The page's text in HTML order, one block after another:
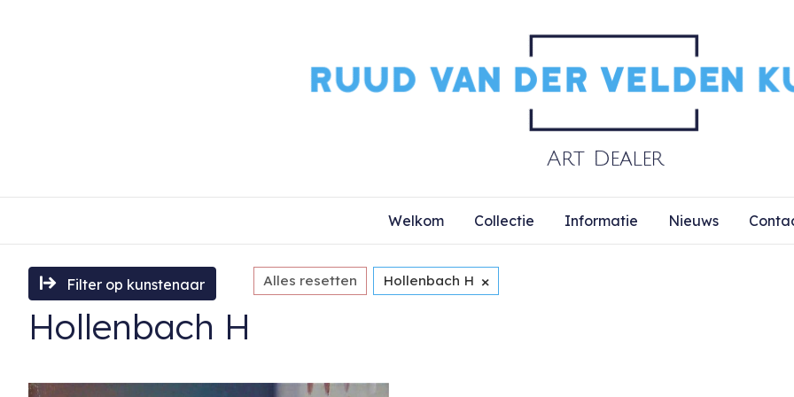
Welkom Collectie Informatie Nieuws
Filter op kunstenaar Alles resetten Hollenbach H ×
Hollenbach H